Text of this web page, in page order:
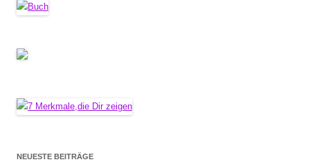
NEUESTE BEITRÄGE